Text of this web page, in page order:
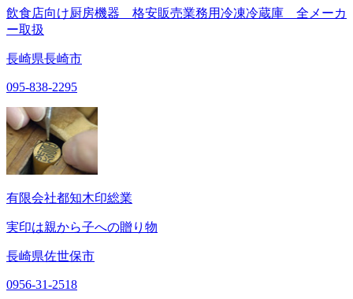
飲食店向け厨房機器 格安販売業務用冷凍冷蔵庫 全メーカ
ー取扱
長崎県長崎市
095-838-2295
有限会社都知木印総業
実印は親から子への贈り物
長崎県佐世保市
0956-31-2518